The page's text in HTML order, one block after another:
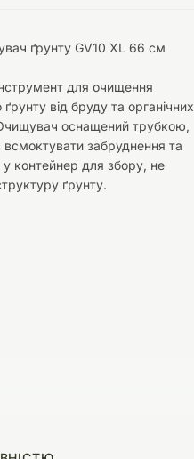
та аскесуари
ґрунту GV10 XL 66 см
для очищення
від бруду та органічних
оснащений трубкою,
забруднення та
у контейнер для збору, не
ґрунту.